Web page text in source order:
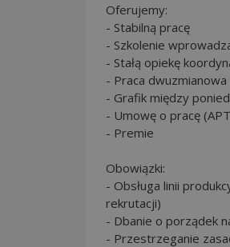
Oferujemy:
- Stabilną pracę
- Szkolenie
- Stałą opiekę
- Praca dwuzmianowa
- Grafik między
- Umowę o pracę
- Premie
Obowiązki:
- Obsługa linii
rekrutacji)
- Dbanie o porządek
- Przestrzeganie